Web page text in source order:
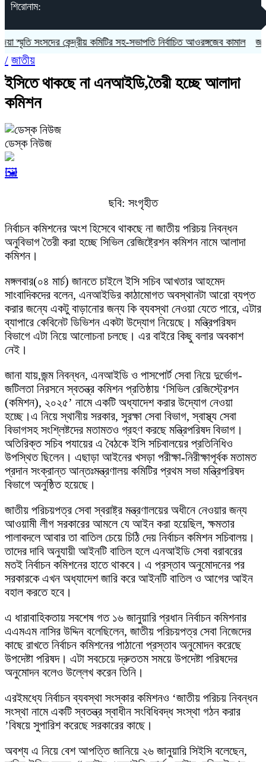
শিরোনাম:
সংসদের কেন্দ্রীয় কমিটির সহ-সভাপতি নির্বাচিত আওরঙ্গজেব কামাল
/ জাতীয়
ইসিতে থাকছে না এনআইডি,তৈরী হচ্ছে আলাদা
কমিশন
ডেস্ক নিউজ
🖼️
ছবি: সংগৃহীত
নির্বাচন কমিশনের অংশ হিসেবে থাকছে না জাতীয় পরিচয় নিবন্ধন
অনুবিভাগ তৈরী করা হচ্ছে সিভিল রেজিষ্ট্রেশন কমিশন নামে আলাদা
কমিশন।
মঙ্গলবার(০৪ মার্চ) জানতে চাইলে ইসি সচিব আখতার আহমেদ
সাংবাদিকদের বলেন, এনআইডির কাঠামোগত অবস্থানটা আরো ব্যপ্ত
করার জন্যে একটু বাড়ানোর জন্য কি ব্যবস্থা নেওয়া যেতে পারে, এটার
ব্যাপারে কেবিনেট ডিভিশন একটা উদ্যোগ নিয়েছে। মন্ত্রিপরিষদ
বিভাগে এটা নিয়ে আলোচনা চলছে। এর বাইরে কিছু বলার অবকাশ
নেই।
জানা যায়,জন্ম নিবন্ধন, এনআইডি ও পাসপোর্ট সেবা নিয়ে দুর্ভোগ-
জটিলতা নিরসনে স্বতন্ত্র কমিশন প্রতিষ্ঠায় ‘সিভিল রেজিস্ট্রেশন
(কমিশন), ২০২৫’ নামে একটি অধ্যাদেশ করার উদ্যোগ নেওয়া
হচ্ছে।এ নিয়ে স্থানীয় সরকার, সুরক্ষা সেবা বিভাগ, স্বাস্থ্য সেবা
বিভাগসহ সংশ্লিষ্টদের মতামতও গ্রহণ করছে মন্ত্রিপরিষদ বিভাগ।
অতিরিক্ত সচিব পযায়ের এ বৈঠকে ইসি সচিবালয়ের প্রতিনিধিও
উপস্থিত ছিলেন। এছাড়া আইনের খসড়া পরীক্ষা-নিরীক্ষাপূর্বক মতামত
প্রদান সংক্রান্ত আন্তঃমন্ত্রণালয় কমিটির প্রথম সভা মন্ত্রিপরিষদ
বিভাগে অনুষ্ঠিত হয়েছে।
জাতীয় পরিচয়পত্র সেবা স্বরাষ্ট্র মন্ত্রণালয়ের অধীনে নেওয়ার জন্য
আওয়ামী লীগ সরকারের আমলে যে আইন করা হয়েছিল, ক্ষমতার
পালাবদলে আবার তা বাতিল চেয়ে চিঠি দেয় নির্বাচন কমিশন সচিবালয়।
তাদের দাবি অনুযায়ী আইনটি বাতিল হলে এনআইডি সেবা বরাবরের
মতই নির্বাচন কমিশনের হাতে থাকবে। এ প্রস্তাব অনুমোদনের পর
সরকারকে এখন অধ্যাদেশ জারি করে আইনটি বাতিল ও আগের আইন
বহাল করতে হবে।
এ ধারাবাহিকতায় সবশেষ গত ১৬ জানুয়ারি প্রধান নির্বাচন কমিশনার
এএমএম নাসির উদ্দিন বলেছিলেন, জাতীয় পরিচয়পত্র সেবা নিজেদের
কাছে রাখতে নির্বাচন কমিশনের পাঠানো প্রস্তাব অনুমোদন করেছে
উপদেষ্টা পরিষদ। এটা সবচেয়ে দ্রুততম সময়ে উপদেষ্টা পরিষদের
অনুমোদন বলেও উল্লেখ করেন তিনি।
এরইমধ্যে নির্বাচন ব্যবস্থা সংস্কার কমিশনও ‘জাতীয় পরিচয় নিবন্ধন
সংস্থা নামে একটি স্বতন্ত্র স্বাধীন সংবিধিবদ্ধ সংস্থা গঠন করার
’বিষয়ে সুপারিশ করেছে সরকারের কাছে।
অবশ্য এ নিয়ে বেশ আপত্তি জানিয়ে ২৬ জানুয়ারি সিইসি বলেছেন,